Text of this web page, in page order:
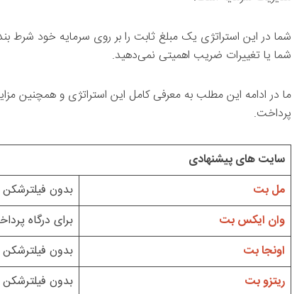
شما در این استراتژی یک مبلغ ثابت را بر روی سرمایه خود شرط
شما یا تغییرات ضریب اهمیتی نمی‌دهید.
ما در ادامه این مطلب به معرفی کامل این استراتژی و همچنین
پرداخت.
سایت های پیشنهادی
مل بت
بدون فیلترشکن
وان ایکس بت
برای درگاه
اونجا بت
بدون فیلترشکن
ریتزو بت
بدون فیلترشکن